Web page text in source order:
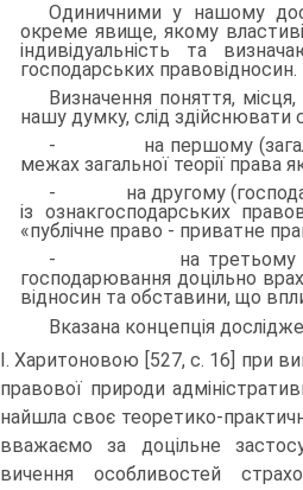
Одиничними у нашому
окреме явище, якому
індивідуальність та
господарських пра­вовідносин.
Визначення поняття,
нашу думку, слід здійс­нювати
- на першому (загально-
межах загальної теорії права
- на другому
із ознакгосподарських
«публічне право - приватне
- на третьому
господарювання доцільно
відносин та обставини, що
Вказана концепція
І. Харитоновою [527, с. 16] при
правової природи
найшла своє теоретико-
вважаємо за доцільне
вичення особливостей